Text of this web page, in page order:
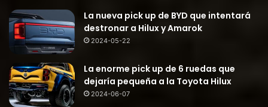
La nueva pick up de BYD que intentará
destronar a Hilux y Amarok
2024-05-22
La enorme pick up de 6 ruedas que
dejaría pequeña a la Toyota Hilux
2024-06-07